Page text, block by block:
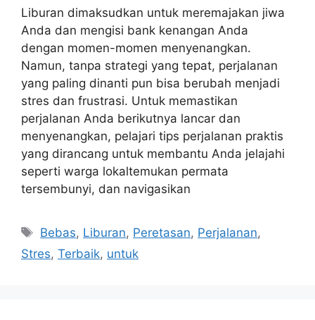
Liburan dimaksudkan untuk meremajakan jiwa
Anda dan mengisi bank kenangan Anda
dengan momen-momen menyenangkan.
Namun, tanpa strategi yang tepat, perjalanan
yang paling dinanti pun bisa berubah menjadi
stres dan frustrasi. Untuk memastikan
perjalanan Anda berikutnya lancar dan
menyenangkan, pelajari tips perjalanan praktis
yang dirancang untuk membantu Anda jelajahi
seperti warga lokaltemukan permata
tersembunyi, dan navigasikan
Tags
Bebas, Liburan, Peretasan, Perjalanan,
Stres, Terbaik, untuk